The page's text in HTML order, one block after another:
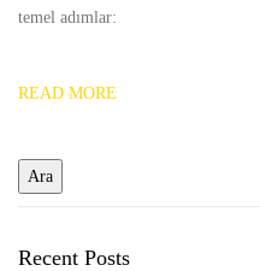
temel adımlar:
READ MORE
Recent Posts